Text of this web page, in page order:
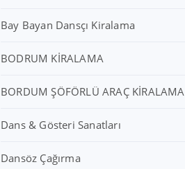
Bay Bayan Dansçı Kiralama
BODRUM KİRALAMA
BORDUM ŞÖFÖRLÜ ARAÇ KİRALAMA
Dans & Gösteri Sanatları
Dansöz Çağırma